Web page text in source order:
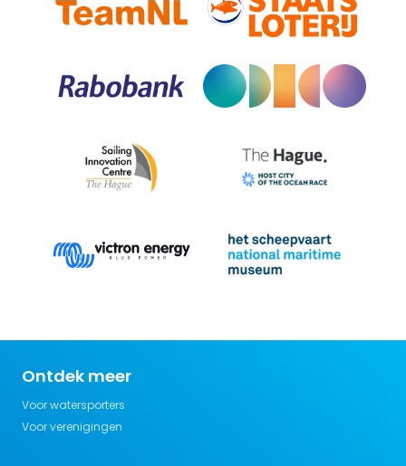
Ontdek meer
Voor watersporters
Voor verenigingen